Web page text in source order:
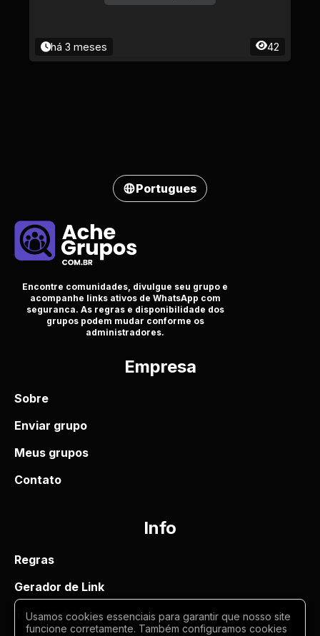
há 3 meses 42
Portugues
Encontre comunidades, divulgue seu grupo e
acompanhe links ativos de WhatsApp com
seguranca. As regras e disponibilidade dos
grupos podem mudar conforme os
administradores.
Empresa
Sobre
Enviar grupo
Meus grupos
Contato
Info
Regras
Gerador de Link
Termos de uso
Usamos cookies essenciais para garantir que nosso site
funcione corretamente. Também configuramos cookies